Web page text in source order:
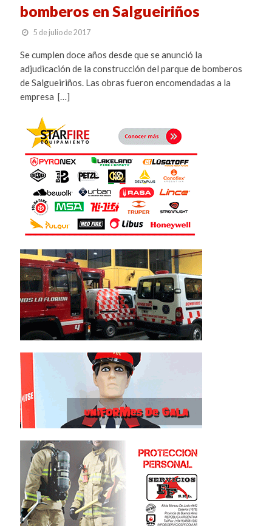
bomberos en Salgueiriños
5 de julio de 2017
Se cumplen doce años desde que se anunció la
adjudicación de la construcción del parque de bomberos
de Salgueiriños. Las obras fueron encomendadas a la
empresa […]